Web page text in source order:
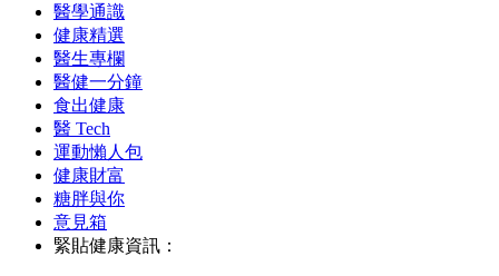
醫學通識
健康精選
醫生專欄
醫健一分鐘
食出健康
醫 Tech
運動懶人包
健康財富
糖胖與你
意見箱
緊貼健康資訊：